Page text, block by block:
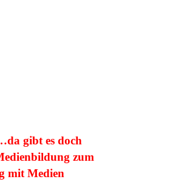
gibt es doch
zum
mit Medien